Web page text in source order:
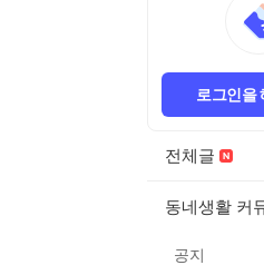
로그인을
전체글
동네생활 커
공지